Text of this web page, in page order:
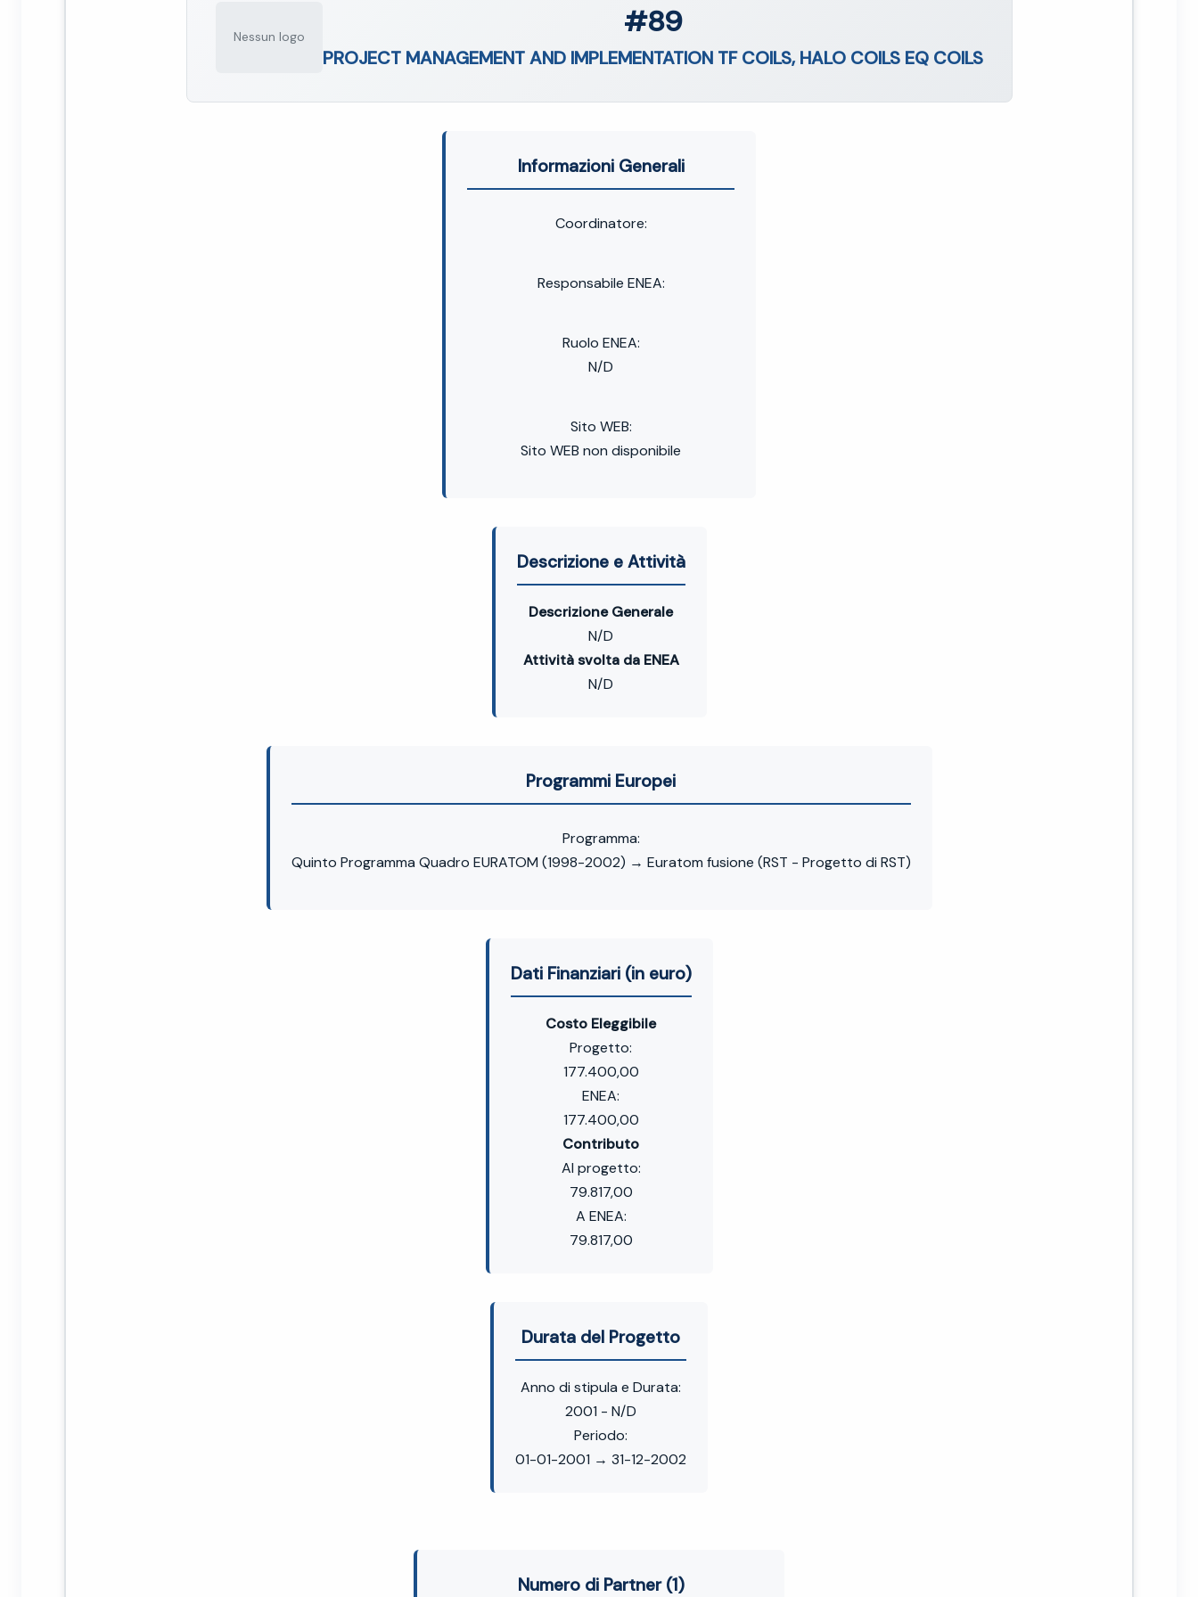
Nessun logo #89
PROJECT MANAGEMENT AND IMPLEMENTATION TF COILS, HALO COILS EQ COILS
Informazioni Generali
Coordinatore:
Responsabile ENEA:
Ruolo ENEA:
N/D
Sito WEB:
Sito WEB non disponibile
Descrizione e Attività
Descrizione Generale
N/D
Attività svolta da ENEA
N/D
Programmi Europei
Programma:
Quinto Programma Quadro EURATOM (1998-2002) → Euratom fusione (RST - Progetto di RST)
Dati Finanziari (in euro)
Costo Eleggibile
Progetto:
177.400,00
ENEA:
177.400,00
Contributo
Al progetto:
79.817,00
A ENEA:
79.817,00
Durata del Progetto
Anno di stipula e Durata:
2001 - N/D
Periodo:
01-01-2001 → 31-12-2002
Numero di Partner (1)